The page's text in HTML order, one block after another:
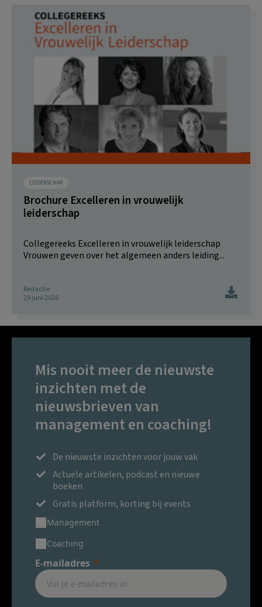
LEIDERSCHAP
Brochure Excelleren in vrouwelijk
leiderschap
Collegereeks Excelleren in vrouwelijk leiderschap
Vrouwen geven over het algemeen anders leiding...
Redactie
29 juni 2026
Mis nooit meer de nieuwste
inzichten met de
nieuwsbrieven van
management en coaching!
De nieuwste inzichten voor jouw vak
Actuele artikelen, podcast en nieuwe
boeken
Gratis platform, korting bij events
Management
Coaching
E-mailadres